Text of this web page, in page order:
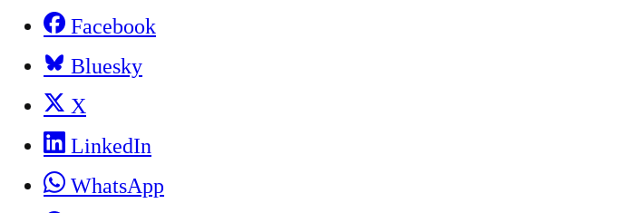
Facebook
Bluesky
X
LinkedIn
WhatsApp